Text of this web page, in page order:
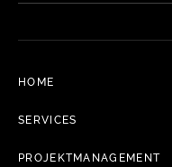
HOME
SERVICES
PROJEKTMANAGEMENT